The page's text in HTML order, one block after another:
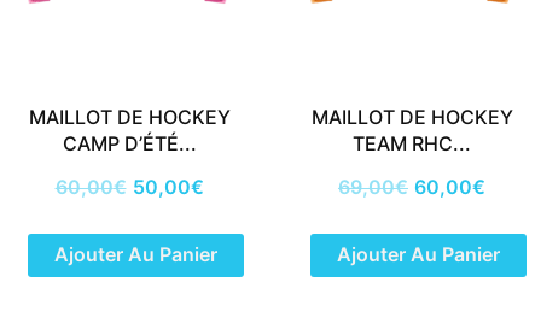
MAILLOT DE HOCKEY
CAMP D’ÉTÉ...
60,00€ 50,00€
Ajouter Au Panier
MAILLOT DE HOCKEY
TEAM RHC...
69,00€ 60,00€
Ajouter Au Panier